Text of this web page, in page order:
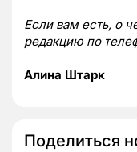
Если вам есть, о
редакцию по
Алина Штарк
Поделиться